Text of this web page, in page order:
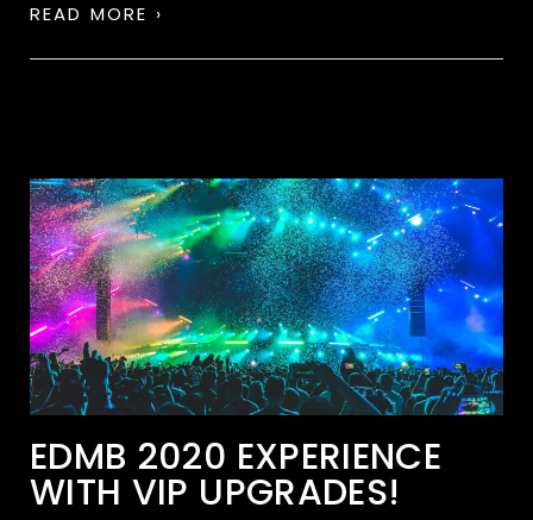
READ MORE ›
EDMB 2020 EXPERIENCE
WITH VIP UPGRADES!